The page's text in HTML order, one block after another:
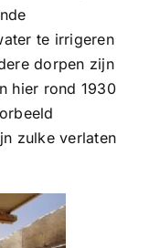
te irrigeren
dorpen zijn
hier rond 1930
zulke verlaten